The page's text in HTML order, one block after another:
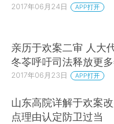
2017年06月24日 APP打开
亲历于欢案二审 人大
冬苓呼吁司法释放更
2017年06月23日 APP打开
山东高院详解于欢案
点理由认定防卫过当